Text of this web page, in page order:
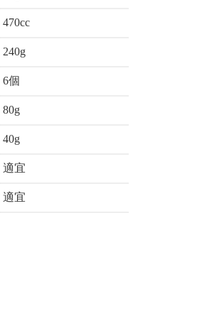
470cc
240g
6個
80g
40g
適宜
適宜